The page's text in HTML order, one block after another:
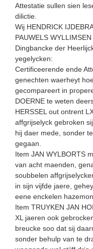
Attestatie sullen sien
dilic­tie.
Wij HENDRICK
PAUWELS
Dingbancke der
yegelycken:
Certificeerende ende
genechten waerheyt
gecompa­reert in
DOERNE te weten
HERSSEL out ontrent
affgrijselyck gebroken
hij daer mede, sonder
gegaan.
Item JAN WYLBORTS
van acht maenden,
soubbelen
in sijn vijfde jaere,
eene enckelen
Item TRUYKEN JAN
XL jaeren ook
breucke soo dat sij
sonder behulp van te